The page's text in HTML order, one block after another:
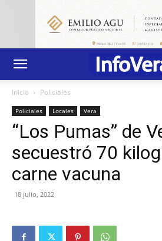
Inicio Policiales
Policiales Locales Vera
“Los Pumas” de
secuestró 70
carne vacuna
18 julio, 2022